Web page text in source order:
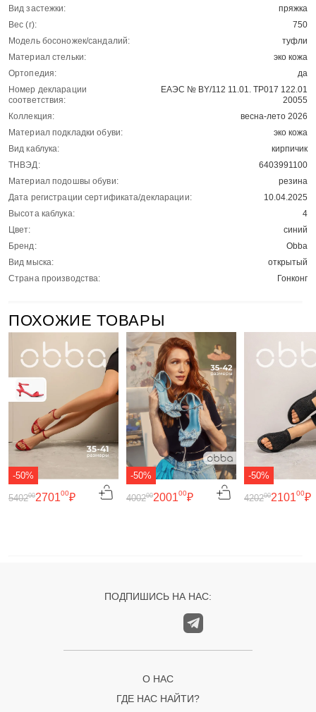
Вид застежки:
пряжка
Вес (г):
750
Модель босоножек/сандалий:
туфли
Материал стельки:
эко кожа
Ортопедия:
да
Номер декларации
соответствия:
ЕАЭС № BY/112 11.01. ТР017 122.01
20055
Коллекция:
весна-лето 2026
Материал подкладки обуви:
эко кожа
Вид каблука:
кирпичик
ТНВЭД:
6403991100
Материал подошвы обуви:
резина
Дата регистрации сертификата/декларации:
10.04.2025
Высота каблука:
4
Цвет:
синий
Бренд:
Obba
Вид мыска:
открытый
Страна производства:
Гонконг
ПОХОЖИЕ ТОВАРЫ
-50%
270100₽
540200
-50%
200100₽
400200
-50%
210100₽
420200
ПОДПИШИСЬ НА НАС:
О НАС
ГДЕ НАС НАЙТИ?